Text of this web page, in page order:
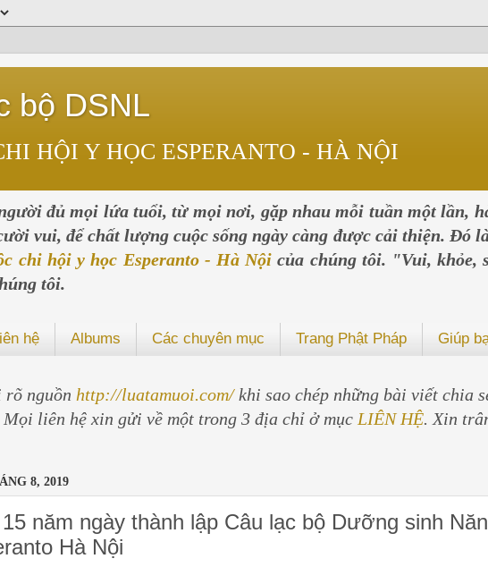
bộ DSNL
HỘI Y HỌC ESPERANTO - HÀ NỘI
đủ mọi lứa tuổi, từ mọi nơi, gặp nhau mỗi tuần một lần,
vui, để chất lượng cuộc sống ngày càng được cải thiện. Đó
chi hội y học Esperanto - Hà Nội của chúng tôi. "Vui, khỏe,
tôi.
hệ Albums Các chuyên mục Trang Phật Pháp Giúp
nguồn http://luatamuoi.com/khi sao chép những bài viết chia
Mọi liên hệ xin gửi về một trong 3 địa chỉ ở mục LIÊN HỆ. Xin
8, 2019
năm ngày thành lập Câu lạc bộ Dưỡng sinh
Hà Nội